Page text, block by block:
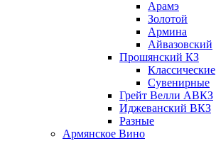
Арамэ
Золотой
Армина
Айвазовский
Прошянский КЗ
Классические
Сувенирные
Грейт Велли АВКЗ
Иджеванский ВКЗ
Разные
Армянское Вино